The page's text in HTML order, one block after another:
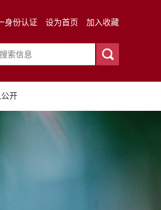
身份认证 设为首页 加入收藏
开